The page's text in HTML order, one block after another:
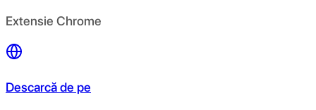
Extensie Chrome
Descarcă de pe